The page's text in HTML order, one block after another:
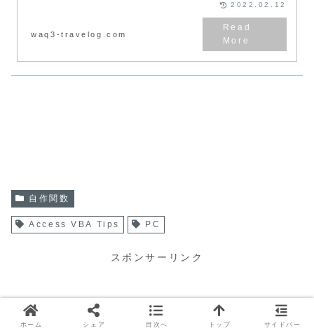
waq3-travelog.com
2022.02.12
自作関数
Access VBA Tips PC
スポンサーリンク
ホーム シェア 目次へ トップ サイドバー